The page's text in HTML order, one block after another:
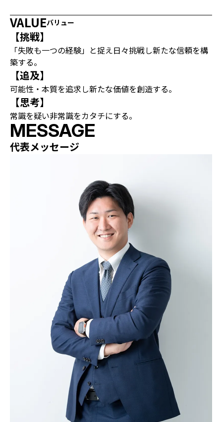
VALUEバリュー
【挑戦】
「失敗も一つの経験」と捉え日々挑戦し新たな信頼を構
築する。
【追及】
可能性・本質を追求し新たな価値を創造する。
【思考】
常識を疑い非常識をカタチにする。
MESSAGE
代表メッセージ